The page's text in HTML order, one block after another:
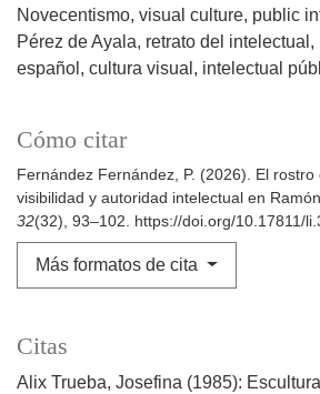
Novecentismo visual culture public
Pérez de Ayala retrato del intelectual
español
cultura visual intelectual
Cómo citar
Fernández Fernández, P. (2026). El
visibilidad y autoridad intelectual en
32(32), 93–102. https://doi.org/10.17811/
Más formatos de cita
Citas
Alix Trueba, Josefina (1985):